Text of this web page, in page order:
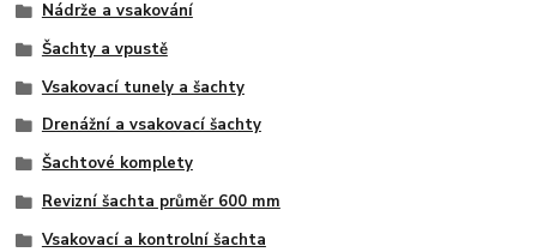
Nádrže a vsakování
Šachty a vpustě
Vsakovací tunely a šachty
Drenážní a vsakovací šachty
Šachtové komplety
Revizní šachta průměr 600 mm
Vsakovací a kontrolní šachta